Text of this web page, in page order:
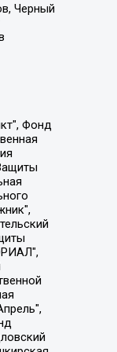
Черный
"Первый научный", Общество с ограниченной ответственностью "Вертолет и ко", Белоцерковская Вероника Борисовна, Кац Максим Евгеньевич, Лазарева Татьяна Юрьевна, Шаведдинов Руслан Табризович, Яшин Илья Валерьевич, Общество с ограниченной ответственностью "Иноагент ААВ", Алешковский Дмитрий Петрович, Альбац Евгения Марковна, Быков Дмитрий Львович, Галямина Юлия Евгеньевна, Лойко Сергей Леонидович, Мартынов Кирилл Константинович, Медведев Сергей Александрович, Крашенинников Федор Геннадиевич, Гордеева Катерина Вл